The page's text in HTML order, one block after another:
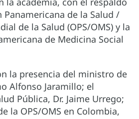
Panamericana de la Salud /
de la Salud (OPS/OMS) y la
de Medicina Social
la presencia del ministro de
Alfonso Jaramillo; el
Pública, Dr. Jaime Urrego;
la OPS/OMS en Colombia,